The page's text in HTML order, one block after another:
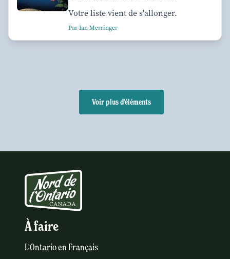
Votre liste vient de s'allonger.
Par Ian Merringer
Voir plus d'éléments
À faire
L'Ontario en Français